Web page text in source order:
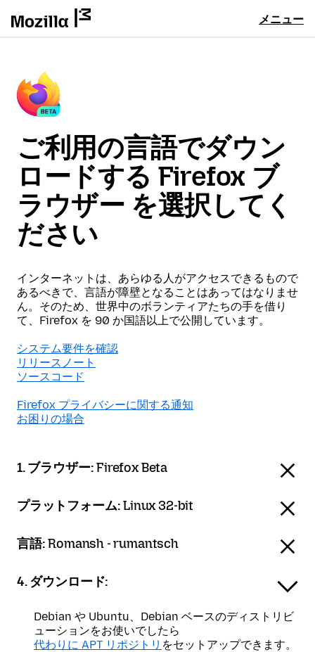
メニュー
ご利用の言語でダウン
ロードする Firefox ブ
ラウザー を選択してく
ださい
インターネットは、あらゆる人がアクセスできるもので
あるべきで、言語が障壁となることはあってはなりませ
ん。そのため、世界中のボランティアたちの手を借り
て、Firefox を 90 か国語以上で公開しています。
システム要件を確認
リリースノート
ソースコード
Firefox プライバシーに関する通知
お困りの場合
1. ブラウザー:Firefox Beta
プラットフォーム:Linux 32-bit
言語:Romansh - rumantsch
4. ダウンロード:
Debian や Ubuntu、Debian ベースのディストリビ
ューションをお使いでしたら
代わりに APT リポジトリ をセットアップできます。